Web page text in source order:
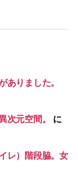
ありました。
次元空間。
に
レ）階段脇。女